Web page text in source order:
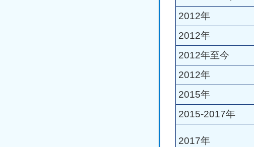
2012年
2012年
2012年至今
2012年
2015年
2015-2017年
2017年